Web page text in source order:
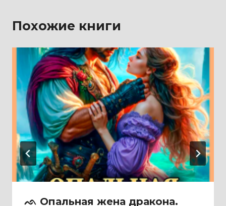
Похожие книги
ᨒ Опальная жена дракона.